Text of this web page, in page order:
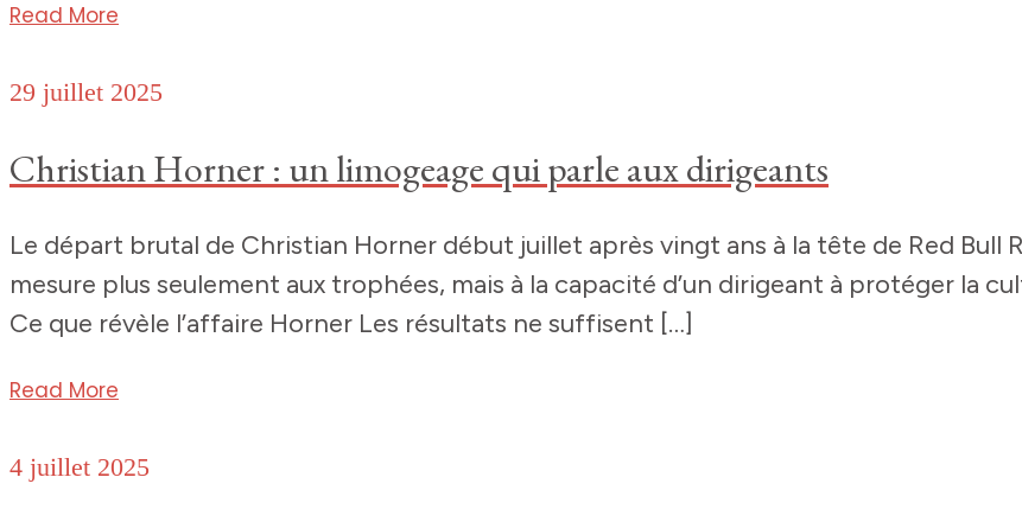
Read More
29 juillet 2025
Christian Horner : un limogeage qui parle aux dirigeants
Le départ brutal de Christian Horner début juillet après vingt ans à la tête de Red Bull
mesure plus seulement aux trophées, mais à la capacité d’un dirigeant à protéger la
Ce que révèle l’affaire Horner Les résultats ne suffisent […]
Read More
4 juillet 2025